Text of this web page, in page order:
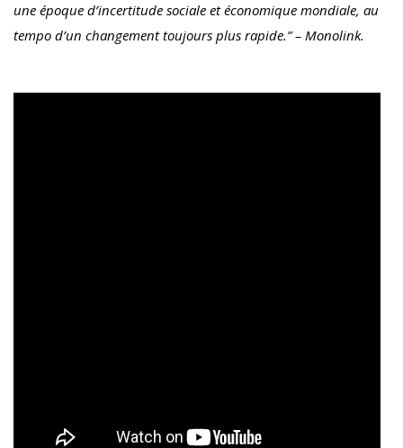
une époque d’incertitude sociale et économique mondiale, au
tempo d’un changement toujours plus rapide.” – Monolink.